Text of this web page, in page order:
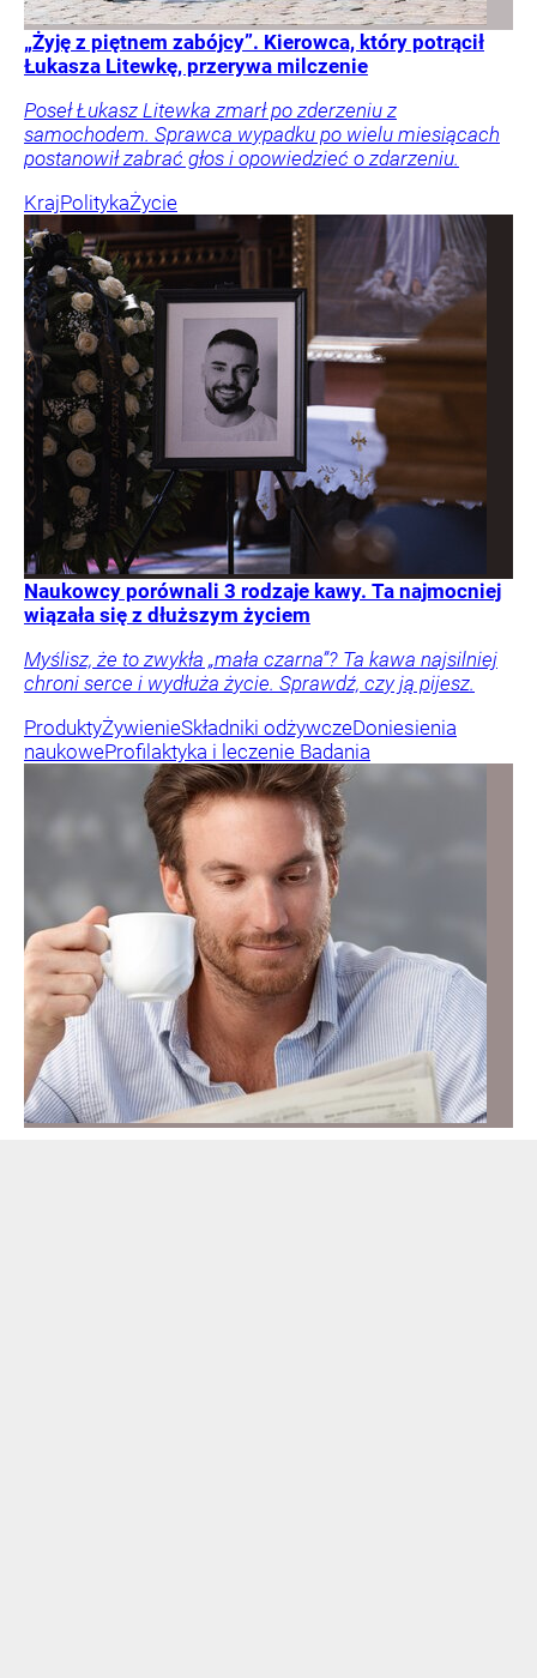
„Żyję z piętnem zabójcy”. Kierowca, który potrącił
Łukasza Litewkę, przerywa milczenie
Poseł Łukasz Litewka zmarł po zderzeniu z
samochodem. Sprawca wypadku po wielu miesiącach
postanowił zabrać głos i opowiedzieć o zdarzeniu.
KrajPolitykaŻycie
Naukowcy porównali 3 rodzaje kawy. Ta najmocniej
wiązała się z dłuższym życiem
Myślisz, że to zwykła „mała czarna”? Ta kawa najsilniej
chroni serce i wydłuża życie. Sprawdź, czy ją pijesz.
ProduktyŻywienieSkładniki odżywczeDoniesienia
naukoweProfilaktyka i leczenie Badania